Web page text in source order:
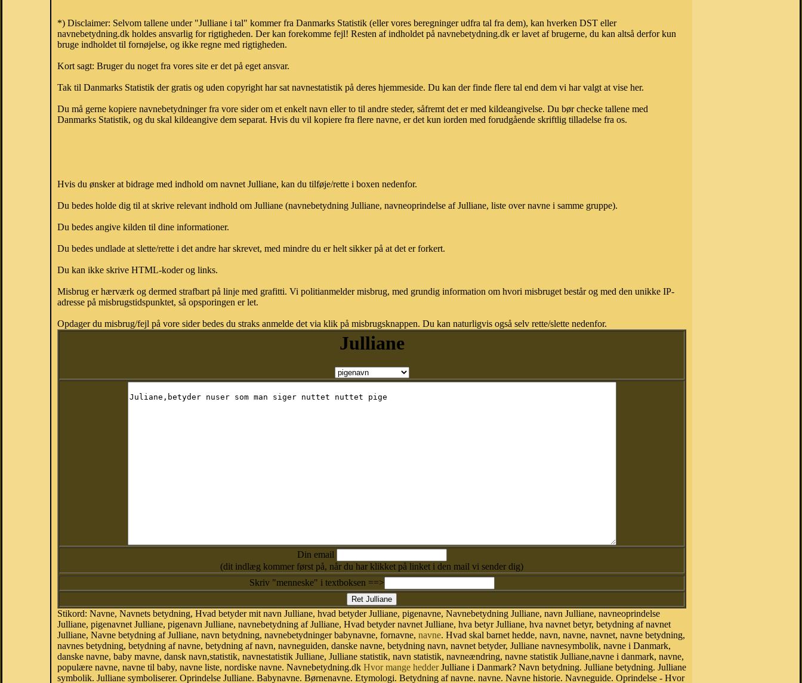
*) Disclaimer: Selvom tallene under "Julliane i tal" kommer fra Danmarks Statistik (eller vores beregninger udfra tal fra dem), kan hverken DST eller
navnebetydning.dk holdes ansvarlig for rigtigheden. Der kan forekomme fejl! Resten af indholdet på navnebetydning.dk er lavet af brugerne, du kan altså derfor kun
bruge indholdet til fornøjelse, og ikke regne med rigtigheden.
Kort sagt: Bruger du noget fra vores site er det på eget ansvar.
Tak til Danmarks Statistik der gratis og uden copyright har sat navnestatistik på deres hjemmeside. Du kan der finde flere tal end dem vi har valgt at vise her.
Du må gerne kopiere navnebetydninger fra vore sider om et enkelt navn eller to til andre steder, såfremt det er med kildeangivelse. Du bør checke tallene med
Danmarks Statistik, og du skal kildeangive dem separat. Hvis du vil kopiere fra flere navne, er det kun iorden med forudgående skriftlig tilladelse fra os.
Hvis du ønsker at bidrage med indhold om navnet Julliane, kan du tilføje/rette i boxen nedenfor.
Du bedes holde dig til at skrive relevant indhold om Julliane (navnebetydning Julliane, navneoprindelse af Julliane, liste over navne i samme gruppe).
Du bedes angive kilden til dine informationer.
Du bedes undlade at slette/rette i det andre har skrevet, med mindre du er helt sikker på at det er forkert.
Du kan ikke skrive HTML-koder og links.
Misbrug er hærværk og dermed strafbart på linje med grafitti. Vi politianmelder misbrug, med grundig information om hvori misbruget består og med den unikke IP-
adresse på misbrugstidspunktet, så opsporingen er let.
Opdager du misbrug/fejl på vore sider bedes du straks anmelde det via klik på misbrugsknappen. Du kan naturligvis også selv rette/slette nedenfor.
Julliane
Din email
(dit indlæg kommer først på, når du har klikket på linket i den mail vi sender dig)
Skriv "menneske" i textboksen ==>
Stikord: Navne, Navnets betydning, Hvad betyder mit navn Julliane, hvad betyder Julliane, pigenavne, Navnebetydning Julliane, navn Julliane, navneoprindelse
Julliane, pigenavnet Julliane, pigenavn Julliane, navnebetydning af Julliane, Hvad betyder navnet Julliane, hva betyr Julliane, hva navnet betyr, betydning af navnet
Julliane, Navne betydning af Julliane, navn betydning, navnebetydninger babynavne, fornavne, navne. Hvad skal barnet hedde, navn, navne, navnet, navne betydning,
navnes betydning, betydning af navne, betydning af navn, navneguiden, danske navne, betydning navn, navnet betyder, Julliane navnesymbolik, navne i Danmark,
danske navne, baby mavne, dansk navn,statistik, navnestatistik Julliane, Julliane statistik, navn statistik, navneændring, navne statistik Julliane,navne i danmark, navne,
populære navne, navne til baby, navne liste, nordiske navne. Navnebetydning.dk Hvor mange hedderJulliane i Danmark? Navn betydning. Julliane betydning. Julliane
symbolik. Julliane symboliserer. Oprindelse Julliane. Babynavne. Børnenavne. Etymologi. Betydning af navne. navne. Navne historie. Navneguide. Oprindelse - Hvor